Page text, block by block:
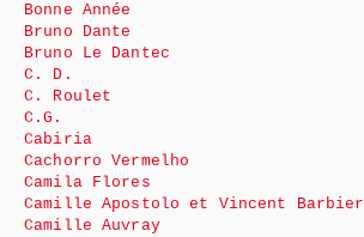
Bonne Année
Bruno Dante
Bruno Le Dantec
C. D.
C. Roulet
C.G.
Cabiria
Cachorro Vermelho
Camila Flores
Camille Apostolo et Vincent Barbier
Camille Auvray